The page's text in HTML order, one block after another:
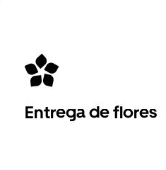
Entrega de flores